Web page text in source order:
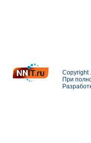
Copyright
При